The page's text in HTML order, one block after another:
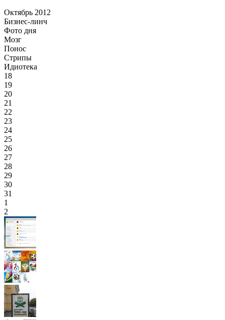
Октябрь 2012
Бизнес-линч
Фото дня
Мозг
Понос
Стрипы
Идиотека
18
19
20
21
22
23
24
25
26
27
28
29
30
31
1
2